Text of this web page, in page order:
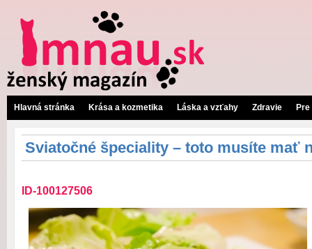
Hlavná stránka Krása a kozmetika Láska a vzťahy Zdravie
Sviatočné špeciality – toto musíte mať
ID-100127506